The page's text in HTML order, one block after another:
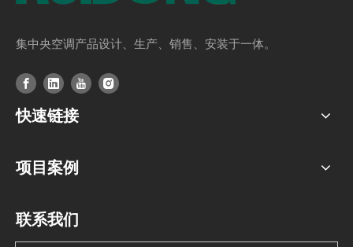
集中央空调产品设计、生产、销售、安装于一体。
快速链接
项目案例
联系我们